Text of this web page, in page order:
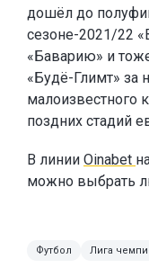
дошёл до
сезоне-2021/22
«Баварию» и
«Будё-Глимт» за
малоизвестного
поздних стадий
В линии Oinabet
можно выбрать
Футбол Лига